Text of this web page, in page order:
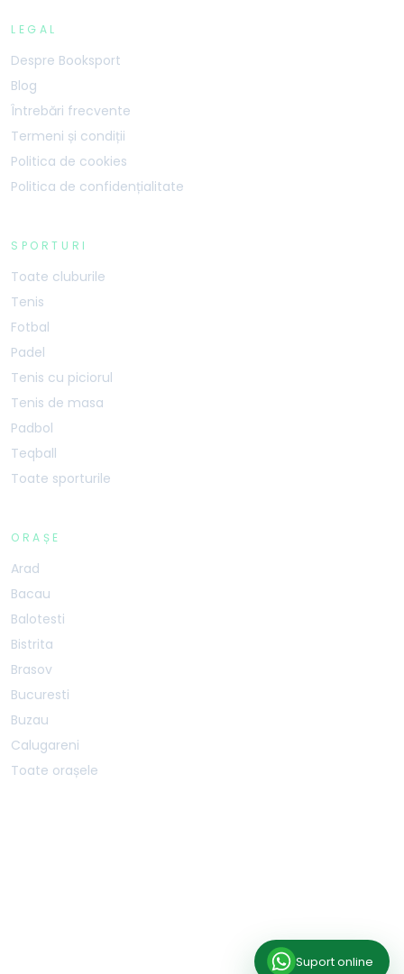
LEGAL
Despre Booksport
Blog
Întrebări frecvente
Termeni și condiții
Politica de cookies
Politica de confidențialitate
SPORTURI
Toate cluburile
Tenis
Fotbal
Padel
Tenis cu piciorul
Tenis de masa
Padbol
Teqball
Toate sporturile
ORAȘE
Arad
Bacau
Balotesti
Bistrita
Brasov
Bucuresti
Buzau
Calugareni
Toate orașele
Suport online